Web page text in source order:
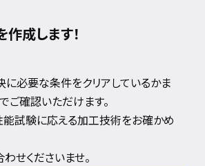
成します！
必要な条件をクリアしているかま
ご確認いただけます。
試験に応える加工技術をお確かめ
せくださいませ。